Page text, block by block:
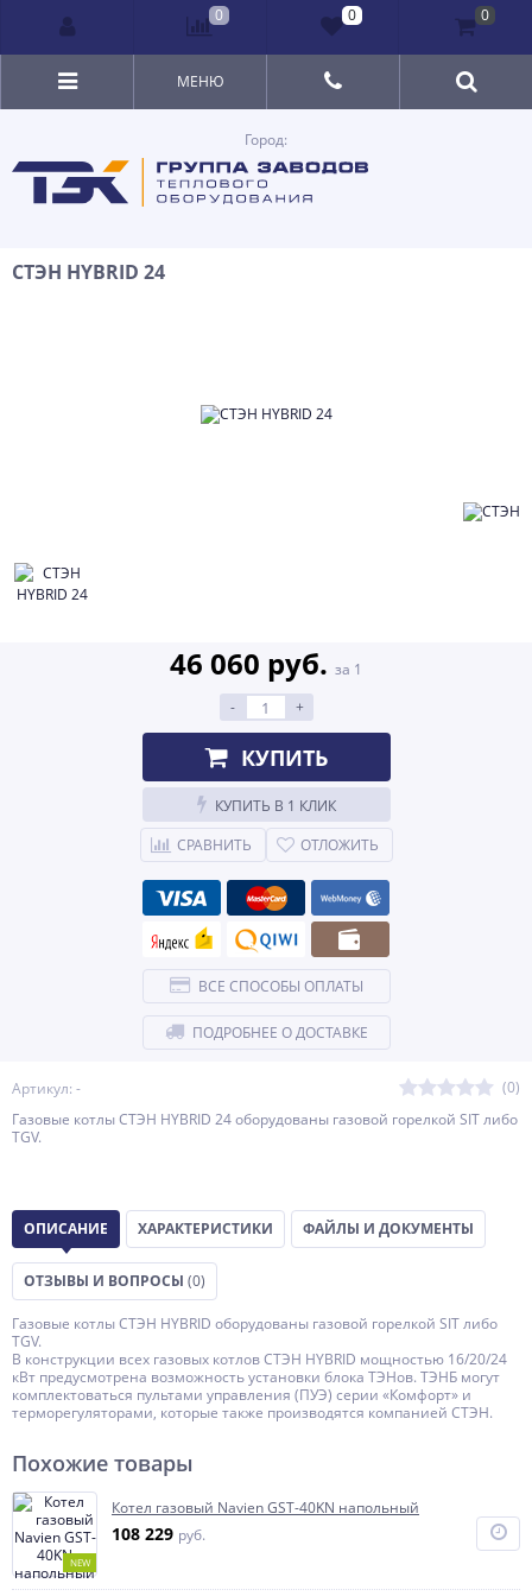
Город:
МЕНЮ
СТЭН HYBRID 24
Артикул: -
(0)
Газовые котлы СТЭН HYBRID 24 оборудованы газовой горелкой SIT либо
TGV.
46 060 руб. за 1
-
+
КУПИТЬ
КУПИТЬ В 1 КЛИК
СРАВНИТЬ
ОТЛОЖИТЬ
ВСЕ СПОСОБЫ ОПЛАТЫ
ПОДРОБНЕЕ О ДОСТАВКЕ
ОПИСАНИЕ ХАРАКТЕРИСТИКИ ФАЙЛЫ И ДОКУМЕНТЫ
ОТЗЫВЫ И ВОПРОСЫ (0)
Газовые котлы СТЭН HYBRID оборудованы газовой горелкой SIT либо
TGV.
В конструкции всех газовых котлов СТЭН HYBRID мощностью 16/20/24
кВт предусмотрена возможность установки блока ТЭНов. ТЭНБ могут
комплектоваться пультами управления (ПУЭ) серии «Комфорт» и
терморегуляторами, которые также производятся компанией СТЭН.
Похожие товары
NEW
Котел газовый Navien GST-40KN напольный
108 229 руб.
0 0 0